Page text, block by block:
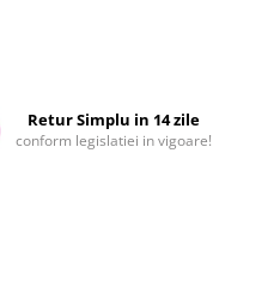
Retur Simplu in 14 zile
conform legislatiei in vigoare!